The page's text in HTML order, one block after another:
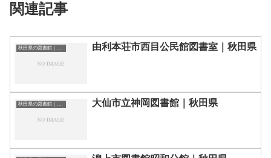
関連記事
秋田県の図書館｜勉強できる場所 由利本荘市西目公民館図書室｜秋田県
秋田県の図書館｜勉強できる場所 大仙市立神岡図書館｜秋田県